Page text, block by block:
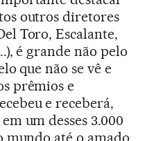
outros diretores
Toro, Escalante,
é grande não pelo
que não se vê e
prêmios e
e receberá,
um desses 3.000
mundo até o amado